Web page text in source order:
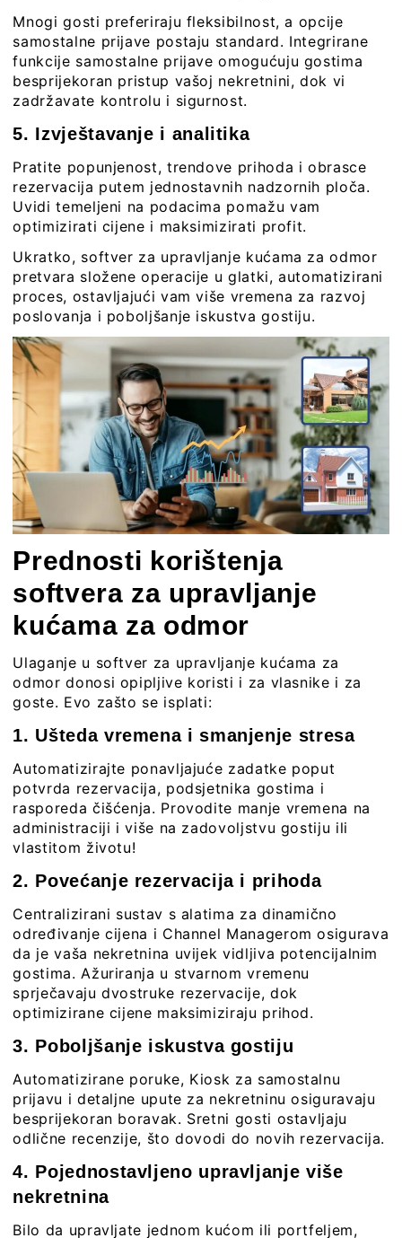
Mnogi gosti preferiraju fleksibilnost, a opcije
samostalne prijave postaju standard. Integrirane
funkcije samostalne prijave omogućuju gostima
besprijekoran pristup vašoj nekretnini, dok vi
zadržavate kontrolu i sigurnost.
5. Izvještavanje i analitika
Pratite popunjenost, trendove prihoda i obrasce
rezervacija putem jednostavnih nadzornih ploča.
Uvidi temeljeni na podacima pomažu vam
optimizirati cijene i maksimizirati profit.
Ukratko, softver za upravljanje kućama za odmor
pretvara složene operacije u glatki, automatizirani
proces, ostavljajući vam više vremena za razvoj
poslovanja i poboljšanje iskustva gostiju.
Prednosti korištenja
softvera za upravljanje
kućama za odmor
Ulaganje u softver za upravljanje kućama za
odmor donosi opipljive koristi i za vlasnike i za
goste. Evo zašto se isplati:
1. Ušteda vremena i smanjenje stresa
Automatizirajte ponavljajuće zadatke poput
potvrda rezervacija, podsjetnika gostima i
rasporeda čišćenja. Provodite manje vremena na
administraciji i više na zadovoljstvu gostiju ili
vlastitom životu!
2. Povećanje rezervacija i prihoda
Centralizirani sustav s alatima za dinamično
određivanje cijena i Channel Managerom osigurava
da je vaša nekretnina uvijek vidljiva potencijalnim
gostima. Ažuriranja u stvarnom vremenu
sprječavaju dvostruke rezervacije, dok
optimizirane cijene maksimiziraju prihod.
3. Poboljšanje iskustva gostiju
Automatizirane poruke, Kiosk za samostalnu
prijavu i detaljne upute za nekretninu osiguravaju
besprijekoran boravak. Sretni gosti ostavljaju
odlične recenzije, što dovodi do novih rezervacija.
4. Pojednostavljeno upravljanje više
nekretnina
Bilo da upravljate jednom kućom ili portfeljem,